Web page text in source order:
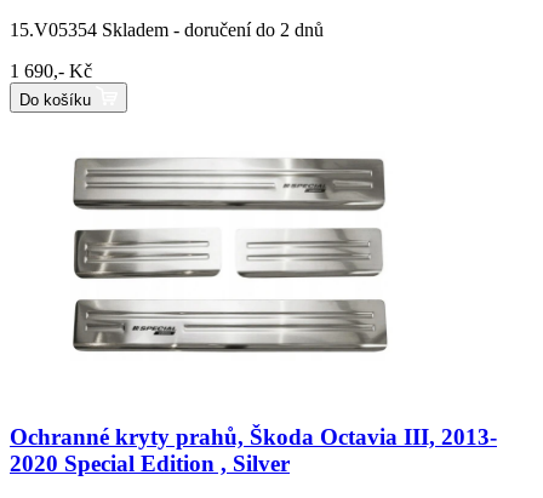
15.V05354 Skladem - doručení do 2 dnů
1 690,- Kč
Do košíku
Ochranné kryty prahů, Škoda Octavia III, 2013-
2020 Special Edition , Silver